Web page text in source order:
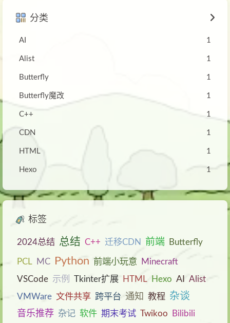
分类
AI 1
Alist 1
Butterfly 1
Butterfly魔改 1
C++ 1
CDN 1
HTML 1
Hexo 1
标签
2024总结 总结 C++ 迁移CDN 前端 Butterfly
PCL MC Python 前端小玩意
Minecraft
VSCode 示例 Tkinter扩展 HTML Hexo AI
Alist
VMWare 文件共享 跨平台 通知 教程 杂谈
音乐推荐 杂记 软件 期末考试 Twikoo
Bilibili